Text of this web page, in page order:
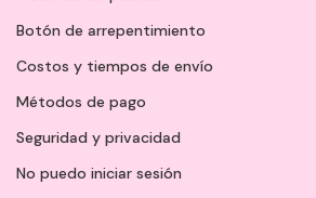
Botón de arrepentimiento
Costos y tiempos de envío
Métodos de pago
Seguridad y privacidad
No puedo iniciar sesión